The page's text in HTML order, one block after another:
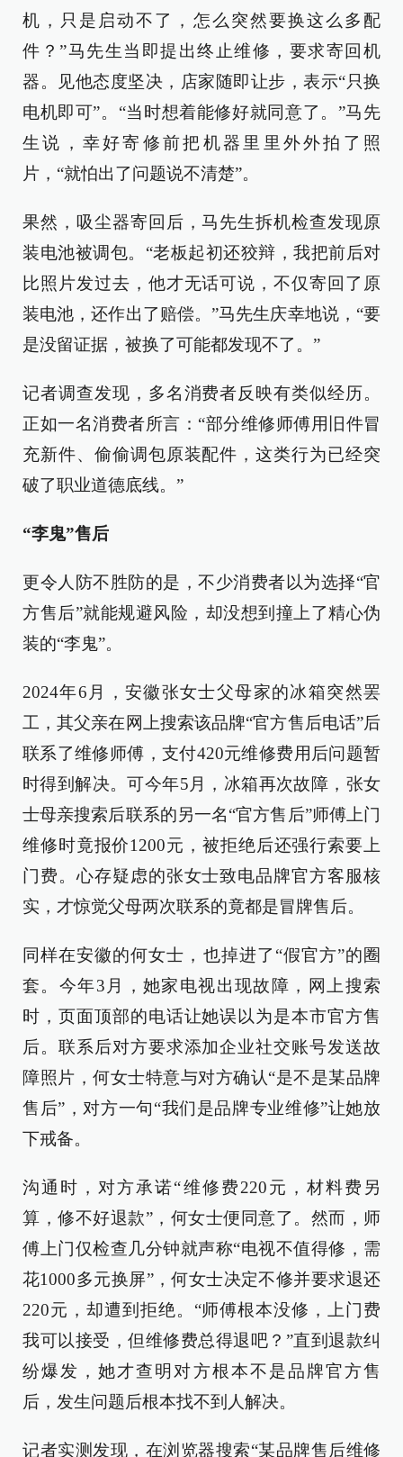
机，只是启动不了，怎么突然要换这么多配
件？”马先生当即提出终止维修，要求寄回机
器。见他态度坚决，店家随即让步，表示“只换
电机即可”。“当时想着能修好就同意了。”马先
生说，幸好寄修前把机器里里外外拍了照
片，“就怕出了问题说不清楚”。
果然，吸尘器寄回后，马先生拆机检查发现原
装电池被调包。“老板起初还狡辩，我把前后对
比照片发过去，他才无话可说，不仅寄回了原
装电池，还作出了赔偿。”马先生庆幸地说，“要
是没留证据，被换了可能都发现不了。”
记者调查发现，多名消费者反映有类似经历。
正如一名消费者所言：“部分维修师傅用旧件冒
充新件、偷偷调包原装配件，这类行为已经突
破了职业道德底线。”
“李鬼”售后
更令人防不胜防的是，不少消费者以为选择“官
方售后”就能规避风险，却没想到撞上了精心伪
装的“李鬼”。
2024年6月，安徽张女士父母家的冰箱突然罢
工，其父亲在网上搜索该品牌“官方售后电话”后
联系了维修师傅，支付420元维修费用后问题暂
时得到解决。可今年5月，冰箱再次故障，张女
士母亲搜索后联系的另一名“官方售后”师傅上门
维修时竟报价1200元，被拒绝后还强行索要上
门费。心存疑虑的张女士致电品牌官方客服核
实，才惊觉父母两次联系的竟都是冒牌售后。
同样在安徽的何女士，也掉进了“假官方”的圈
套。今年3月，她家电视出现故障，网上搜索
时，页面顶部的电话让她误以为是本市官方售
后。联系后对方要求添加企业社交账号发送故
障照片，何女士特意与对方确认“是不是某品牌
售后”，对方一句“我们是品牌专业维修”让她放
下戒备。
沟通时，对方承诺“维修费220元，材料费另
算，修不好退款”，何女士便同意了。然而，师
傅上门仅检查几分钟就声称“电视不值得修，需
花1000多元换屏”，何女士决定不修并要求退还
220元，却遭到拒绝。“师傅根本没修，上门费
我可以接受，但维修费总得退吧？”直到退款纠
纷爆发，她才查明对方根本不是品牌官方售
后，发生问题后根本找不到人解决。
记者实测发现，在浏览器搜索“某品牌售后维修